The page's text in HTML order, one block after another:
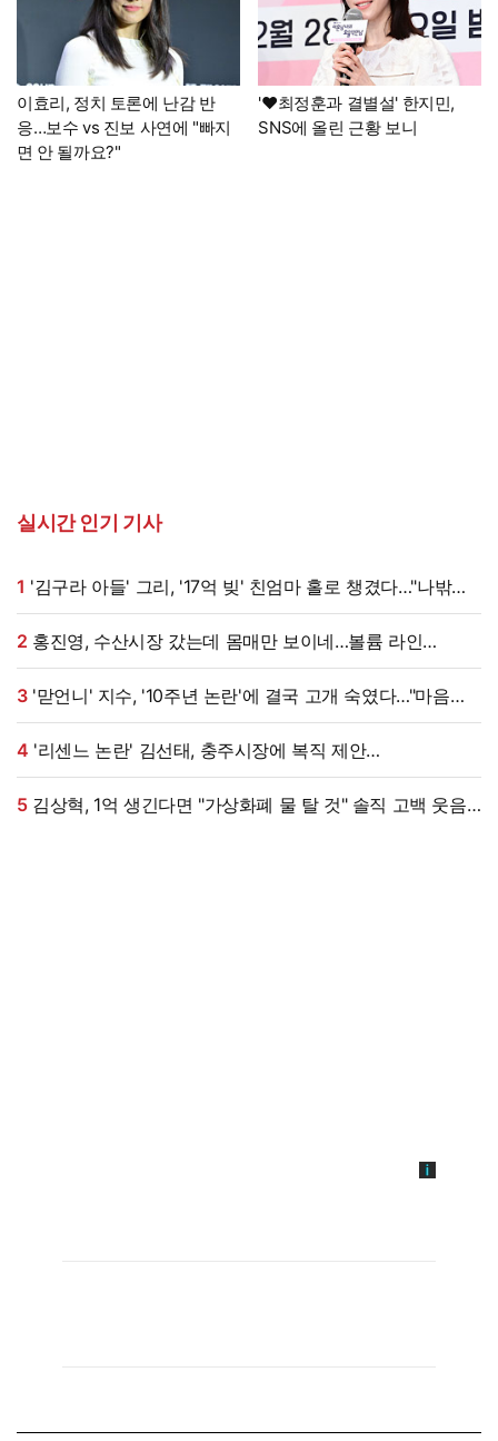
이효리, 정치 토론에 난감 반
응…보수 vs 진보 사연에 "빠지
면 안 될까요?"
'♥최정훈과 결별설' 한지민,
SNS에 올린 근황 보니
실시간 인기 기사
1
없어, 연락 꾸준히 하는 중"
2
'시선강탈'
3'맏언니' 지수, '10주년 논란'에 결국 고개 숙였다…"마음
무겁다, 섭섭함 안겨" [엑's 이슈]
4
받았다…"돌아올 생각 있냐" 수척 근황까지 [엑's 이슈]
5김상혁, 1억 생긴다면 "가상화폐 물 탈 것" 솔직 고백 웃음